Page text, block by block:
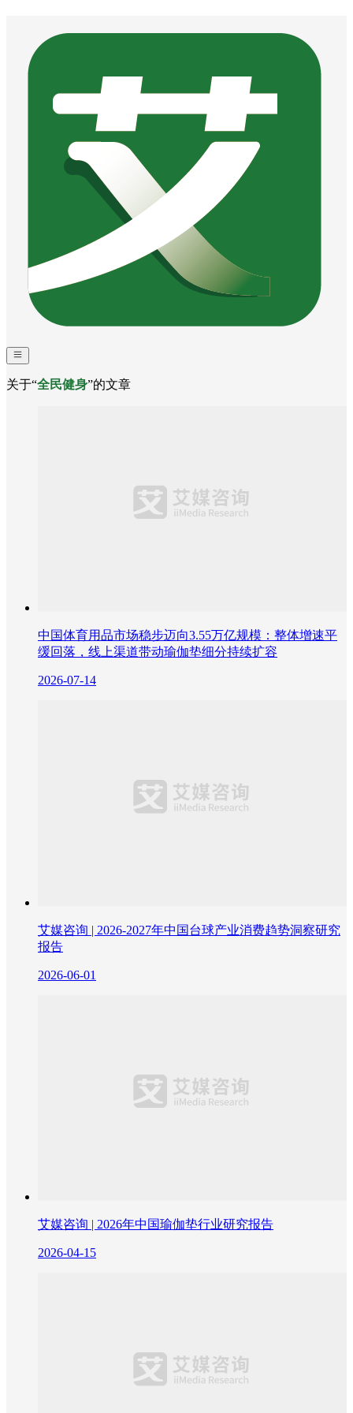
关于“全民健身”的文章
中国体育用品市场稳步迈向3.55万亿规模：整体增速平
缓回落，线上渠道带动瑜伽垫细分持续扩容
2026-07-14
艾媒咨询 | 2026-2027年中国台球产业消费趋势洞察研究
报告
2026-06-01
艾媒咨询 | 2026年中国瑜伽垫行业研究报告
2026-04-15